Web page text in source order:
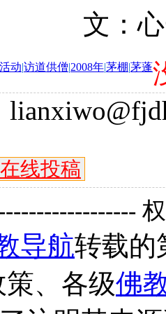
文：
活动|访道供僧|2008年|茅棚|茅蓬
在线投稿
导航转载的
、各级佛